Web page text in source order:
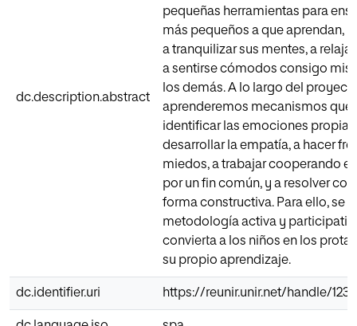
dc.description.abstract
pequeñas herramientas para
más pequeños a que aprendan,
a tranquilizar sus mentes, a
a sentirse cómodos consigo
los demás. A lo largo del
aprenderemos mecanismos que
identificar las emociones propias
desarrollar la empatía, a hacer
miedos, a trabajar cooperando
por un fin común, y a resolver
forma constructiva. Para ello, se
metodología activa y
convierta a los niños en los
su propio aprendizaje.
dc.identifier.uri https://reunir.unir.net/handle/